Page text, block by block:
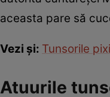
aceasta pare să
Vezi şi: Tunsorile
Atuurile